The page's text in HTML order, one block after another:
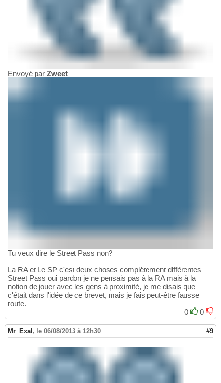
Envoyé par Zweet
Tu veux dire le Street Pass non?
La RA et Le SP c'est deux choses complètement différentes
Street Pass oui pardon je ne pensais pas à la RA mais à la
notion de jouer avec les gens à proximité, je me disais que
c'était dans l'idée de ce brevet, mais je fais peut-être fausse
route.
0
0
Mr_Exal , le 06/08/2013 à 12h30 #9